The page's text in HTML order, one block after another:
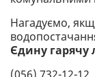
Нагадуємо,
Єдину гарячу